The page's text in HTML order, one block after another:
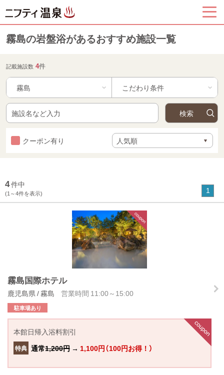
霧島の岩盤浴があるおすすめ施設一覧
記載施設数 4件
霧島
クーポン有り
4件中
(1～4件を表示) 1
霧島国際ホテル
鹿児島県 / 霧島 営業時間 11:00～15:00
駐車場あり
本館日帰入浴料割引
特典 通常1,200円 → 1,100円（100円お得！）